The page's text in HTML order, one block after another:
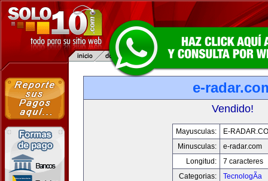
e-
Vendido!
Mayusculas:
E-
Minusculas:
e-radar.com
Longitud:
7 caracteres
Categorias:
TecnologÃ­a